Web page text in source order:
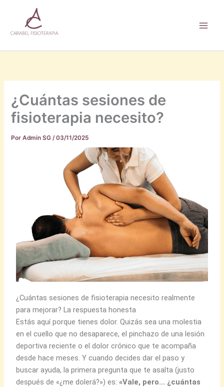
contenido
¿Cuántas sesiones de
fisioterapia necesito?
PorAdmin SG/03/11/2025
¿Cuántas sesiones de fisioterapia necesito realmente
para mejorar? La respuesta honesta
Estás aquí porque tienes dolor. Quizás sea una molestia
en el cuello que no desaparece, el pinchazo de una lesión
deportiva reciente o el dolor crónico que te acompaña
desde hace meses. Y cuando decides dar el paso y
buscar ayuda, la primera pregunta que te asalta (justo
después de «¿me dolerá?») es:«Vale, pero… ¿cuántas